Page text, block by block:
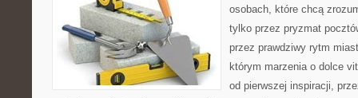
osobach, które chcą
tylko przez pryzmat
przez prawdziwy rytm
którym marzenia o dolce
od pierwszej inspiracji,